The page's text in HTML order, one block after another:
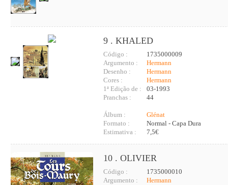
9 . KHALED
Código :
1735000009
Argumento :
Hermann
Desenho :
Hermann
Cores :
Hermann
1ª Edição de :
03-1993
Pranchas :
44
Álbum :
Glénat
Formato :
Normal - Capa Dura
Estimativa :
7,5€
10 . OLIVIER
Código :
1735000010
Argumento :
Hermann